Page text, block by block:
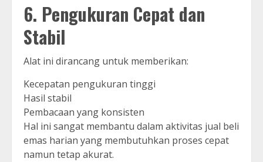
6. Pengukuran Cepat dan
Stabil
Alat ini dirancang untuk memberikan:
Kecepatan pengukuran tinggi
Hasil stabil
Pembacaan yang konsisten
Hal ini sangat membantu dalam aktivitas jual beli
emas harian yang membutuhkan proses cepat
namun tetap akurat.